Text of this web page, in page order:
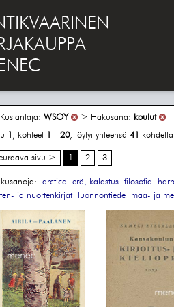
WSOY > Hakusana: koulut
1 , kohteet 1 - 20, löytyi yhteensä 41 kohdetta
sivu > 1 2 3
arctica erä, kalastus filosofia
ja nuortenkirjat
luonnontiede maa- ja